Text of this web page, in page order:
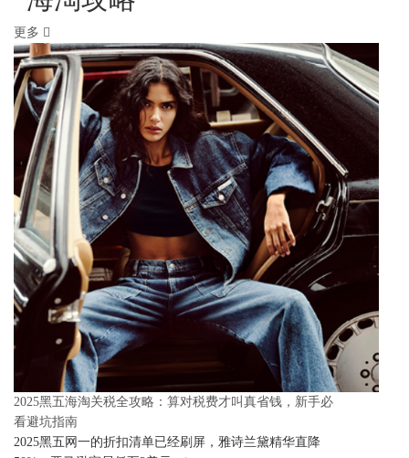
更多
2025黑五海淘关税全攻略：算对税费才叫真省钱，新手必
看避坑指南
2025黑五网一的折扣清单已经刷屏，雅诗兰黛精华直降